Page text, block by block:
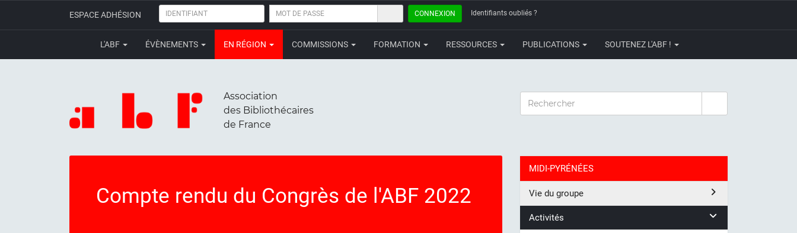
ESPACE ADHÉSION IDENTIFIANT
MOT
PASSE
CONNEXION Identifiants oubliés ?
L'ABF ÉVÈNEMENTS EN RÉGION COMMISSIONS FORMATION RESSOURCES PUBLICATIONS SOUTENEZ L'ABF !
Association
des Bibliothécaires
de France
RECHERCHER
Compte rendu du Congrès de l'ABF 2022
MIDI-PYRÉNÉES
Vie du groupe
Activités